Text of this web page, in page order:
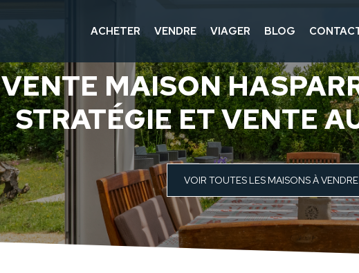
ACHETER VENDRE VIAGER BLOG
VENTE MAISON
STRATÉGIE ET VENTE
VOIR TOUTES LES MAISONS À